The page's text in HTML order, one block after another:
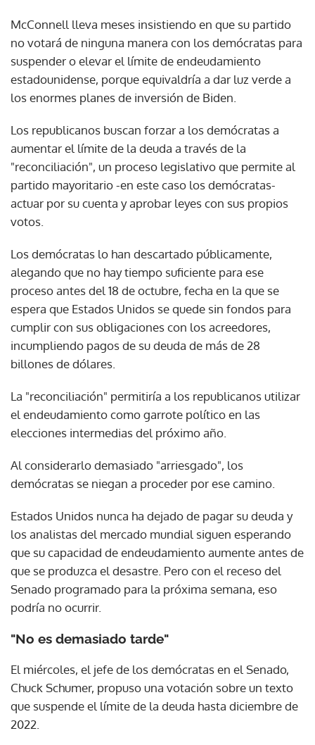
McConnell lleva meses insistiendo en que su partido
no votará de ninguna manera con los demócratas para
suspender o elevar el límite de endeudamiento
estadounidense, porque equivaldría a dar luz verde a
los enormes planes de inversión de Biden.
Los republicanos buscan forzar a los demócratas a
aumentar el límite de la deuda a través de la
"reconciliación", un proceso legislativo que permite al
partido mayoritario -en este caso los demócratas-
actuar por su cuenta y aprobar leyes con sus propios
votos.
Los demócratas lo han descartado públicamente,
alegando que no hay tiempo suficiente para ese
proceso antes del 18 de octubre, fecha en la que se
espera que Estados Unidos se quede sin fondos para
cumplir con sus obligaciones con los acreedores,
incumpliendo pagos de su deuda de más de 28
billones de dólares.
La "reconciliación" permitiría a los republicanos utilizar
el endeudamiento como garrote político en las
elecciones intermedias del próximo año.
Al considerarlo demasiado "arriesgado", los
demócratas se niegan a proceder por ese camino.
Estados Unidos nunca ha dejado de pagar su deuda y
los analistas del mercado mundial siguen esperando
que su capacidad de endeudamiento aumente antes de
que se produzca el desastre. Pero con el receso del
Senado programado para la próxima semana, eso
podría no ocurrir.
"No es demasiado tarde"
El miércoles, el jefe de los demócratas en el Senado,
Chuck Schumer, propuso una votación sobre un texto
que suspende el límite de la deuda hasta diciembre de
2022.